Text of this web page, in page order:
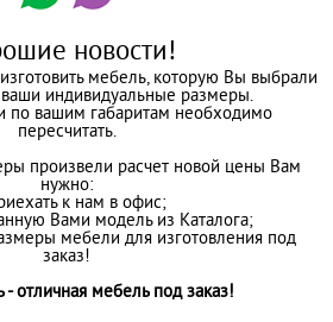
новости!
мебель, которую Вы выбрали
ваши индивидуальные размеры.
по вашим габаритам необходимо
пересчитать.
произвели расчет новой цены Вам
нужно:
к нам в офис;
Вами модель из Каталога;
мебели для изготовления под
заказ!
отличная мебель под заказ!